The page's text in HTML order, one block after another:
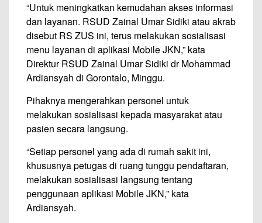
“Untuk meningkatkan kemudahan akses informasi
dan layanan. RSUD Zainal Umar Sidiki atau akrab
disebut RS ZUS ini, terus melakukan sosialisasi
menu layanan di aplikasi Mobile JKN,” kata
Direktur RSUD Zainal Umar Sidiki dr Mohammad
Ardiansyah di Gorontalo, Minggu.
Pihaknya mengerahkan personel untuk
melakukan sosialisasi kepada masyarakat atau
pasien secara langsung.
“Setiap personel yang ada di rumah sakit ini,
khususnya petugas di ruang tunggu pendaftaran,
melakukan sosialisasi langsung tentang
penggunaan aplikasi Mobile JKN,” kata
Ardiansyah.